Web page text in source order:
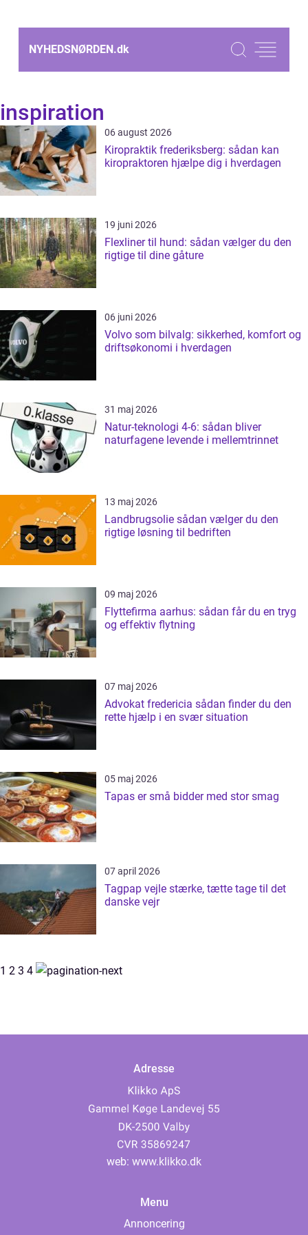
NYHEDSNØRDEN.dk
inspiration
06 august 2026
Kiropraktik frederiksberg: sådan kan
kiropraktoren hjælpe dig i hverdagen
19 juni 2026
Flexliner til hund: sådan vælger du den
rigtige til dine gåture
06 juni 2026
Volvo som bilvalg: sikkerhed, komfort og
driftsøkonomi i hverdagen
31 maj 2026
Natur-teknologi 4-6: sådan bliver
naturfagene levende i mellemtrinnet
13 maj 2026
Landbrugsolie sådan vælger du den
rigtige løsning til bedriften
09 maj 2026
Flyttefirma aarhus: sådan får du en tryg
og effektiv flytning
07 maj 2026
Advokat fredericia sådan finder du den
rette hjælp i en svær situation
05 maj 2026
Tapas er små bidder med stor smag
07 april 2026
Tagpap vejle stærke, tætte tage til det
danske vejr
1 2 3 4
Adresse
web: www.klikko.dk
Menu
Annoncering